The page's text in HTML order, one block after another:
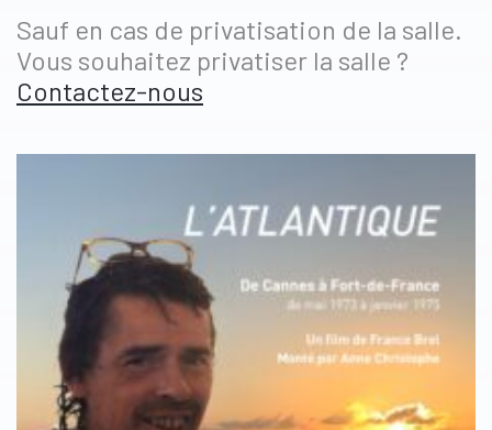
Sauf en cas de privatisation de la salle.
Vous souhaitez privatiser la salle ?
Contactez-nous